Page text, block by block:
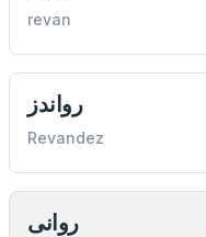
revan
رواندز
Revandez
روانی